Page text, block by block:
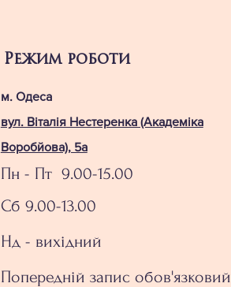
Режим роботи
м. Одеса
вул. Віталія Нестеренка (Академіка
Воробйова), 5а
Пн - Пт 9.00-15.00
Сб 9.00-13.00
Нд - вихідний
Попередній запис обов'язковий